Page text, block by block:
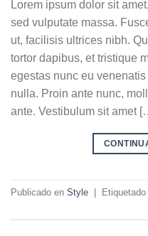
Lorem ipsum dolor sit
sed vulputate massa.
ut, facilisis ultrices nibh.
tortor dapibus, et tristique
egestas nunc eu
nulla. Proin ante nunc,
ante. Vestibulum sit amet
Publicado en Style | Etiquetado